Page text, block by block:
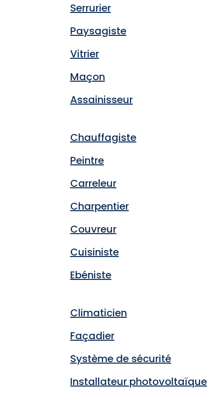
Serrurier
Paysagiste
Vitrier
Maçon
Assainisseur
Chauffagiste
Peintre
Carreleur
Charpentier
Couvreur
Cuisiniste
Ebéniste
Climaticien
Façadier
Système de sécurité
Installateur photovoltaïque